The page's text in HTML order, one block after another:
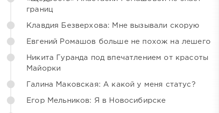
границ
Клавдия Безверхова: Мне вызывали скорую
Евгений Ромашов больше не похож на лешего
Никита Гуранда под впечатлением от красоты
Майорки
Галина Маковская: А какой у меня статус?
Егор Мельников: Я в Новосибирске